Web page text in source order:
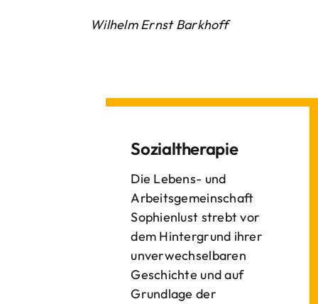
Wilhelm Ernst Barkhoff
Sozialtherapie
Die Lebens- und
Arbeitsgemeinschaft
Sophienlust strebt vor
dem Hintergrund ihrer
unverwechselbaren
Geschichte und auf
Grundlage der